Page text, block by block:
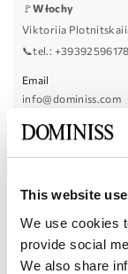
This website
We use cookies
provide social
We also share
🚩Włochy
Viktoriia
📞tel.:
Email
info@dominiss.com
W sprawach
prosimy o kontakt.
OKREŚL CEL
Chcę wybrać
Chciałbym(-